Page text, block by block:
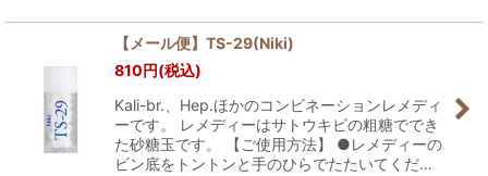
【メール便】TS-29(Niki)
810円(税込)
Kali-br.、Hep.ほかのコンビネーションレメディ
ーです。 レメディーはサトウキビの粗糖ででき
た砂糖玉です。 【ご使用方法】 ●レメディーの
ビン底をトントンと手のひらでたたいてくだ…